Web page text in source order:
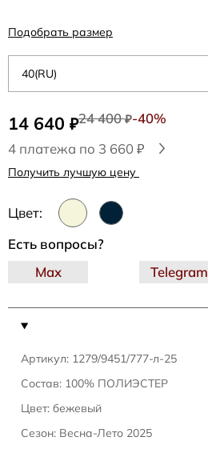
14 640 ₽24 400₽-40%
4 платежа по 3 660 ₽
Получить лучшую цену
Цвет:
40(RU)
Подобрать размер
Артикул: 1279/9451/777-л-25
Состав: 100% ПОЛИЭСТЕР
Цвет: бежевый
Сезон: Весна-Лето 2025
Есть вопросы?
Telegram
Max